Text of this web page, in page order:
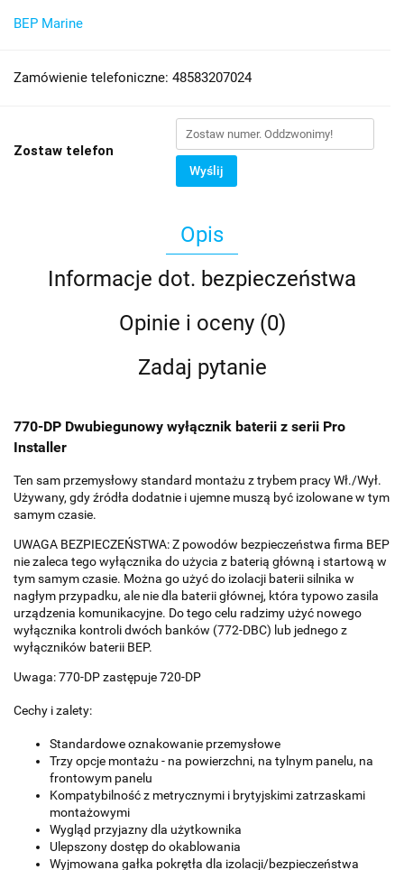
BEP Marine
Zamówienie telefoniczne: 48583207024
Zostaw telefon
Wyślij
Opis
Informacje dot. bezpieczeństwa
Opinie i oceny (0)
Zadaj pytanie
770-DP Dwubiegunowy wyłącznik baterii z serii Pro
Installer
Ten sam przemysłowy standard montażu z trybem pracy Wł./Wył.
Używany, gdy źródła dodatnie i ujemne muszą być izolowane w tym
samym czasie.
UWAGA BEZPIECZEŃSTWA: Z powodów bezpieczeństwa firma BEP
nie zaleca tego wyłącznika do użycia z baterią główną i startową w
tym samym czasie. Można go użyć do izolacji baterii silnika w
nagłym przypadku, ale nie dla baterii głównej, która typowo zasila
urządzenia komunikacyjne. Do tego celu radzimy użyć nowego
wyłącznika kontroli dwóch banków (772-DBC) lub jednego z
wyłączników baterii BEP.
Uwaga: 770-DP zastępuje 720-DP
Cechy i zalety:
Standardowe oznakowanie przemysłowe
Trzy opcje montażu - na powierzchni, na tylnym panelu, na
frontowym panelu
Kompatybilność z metrycznymi i brytyjskimi zatrzaskami
montażowymi
Wygląd przyjazny dla użytkownika
Ulepszony dostęp do okablowania
Wyjmowana gałka pokrętła dla izolacji/bezpieczeństwa